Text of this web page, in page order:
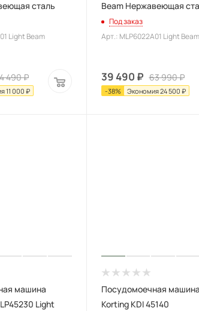
сталь
Light Beam
490₽
11 000 ₽
Beam Нержавеющая
Под заказ
Арт.: MLP6022A01 Light Beam
39 490 ₽ 63 990₽
-38% Экономия24 500 ₽
машина
Light
Посудомоечная машина
Korting KDI 45140